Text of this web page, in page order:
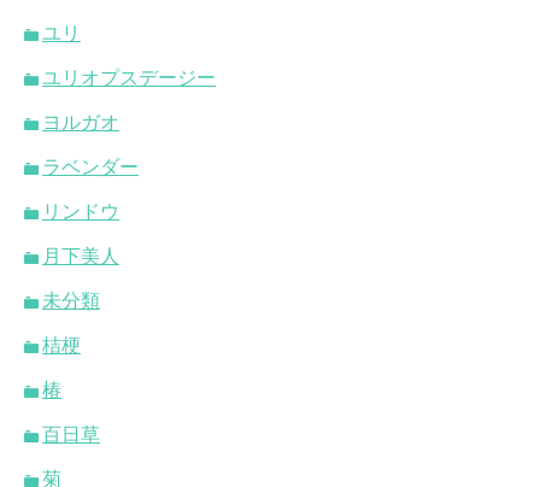
ユリ
ユリオプスデージー
ヨルガオ
ラベンダー
リンドウ
月下美人
未分類
桔梗
椿
百日草
菊